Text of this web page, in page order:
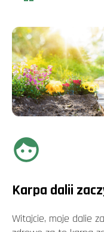
Karpa dalii
Witajcie, moje dalie